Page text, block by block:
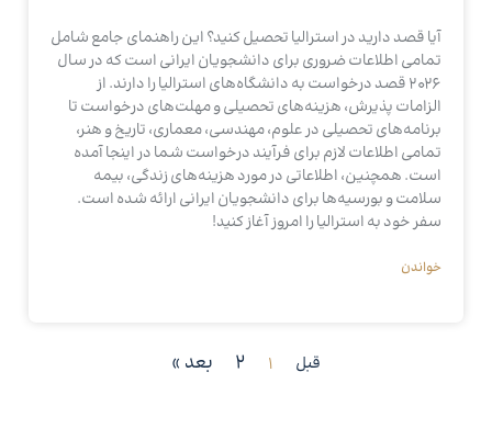
آیا قصد دارید در استرالیا تحصیل کنید؟ این راهنمای جامع شامل
تمامی اطلاعات ضروری برای دانشجویان ایرانی است که در سال
2026 قصد درخواست به دانشگاه‌های استرالیا را دارند. از
الزامات پذیرش، هزینه‌های تحصیلی و مهلت‌های درخواست تا
برنامه‌های تحصیلی در علوم، مهندسی، معماری، تاریخ و هنر،
تمامی اطلاعات لازم برای فرآیند درخواست شما در اینجا آمده
است. همچنین، اطلاعاتی در مورد هزینه‌های زندگی، بیمه
سلامت و بورسیه‌ها برای دانشجویان ایرانی ارائه شده است.
سفر خود به استرالیا را امروز آغاز کنید!
خواندن
قبل 1
2 بعد »